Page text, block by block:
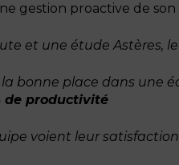
gestion proactive de
et une étude Astères,
bonne place dans une
de productivité
voient leur